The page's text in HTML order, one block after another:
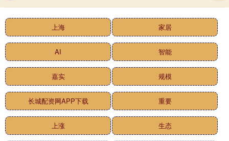
上海 家居
AI 智能
嘉实 规模
长城配资网APP下载 重要
上涨 生态